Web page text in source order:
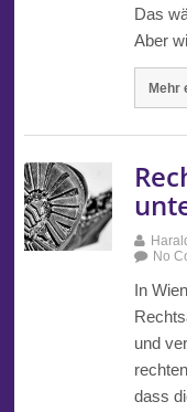
Das
Aber
Mehr
No
In
und
dass